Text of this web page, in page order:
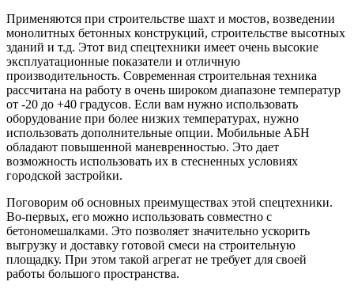
Применяются при строительстве шахт и мостов, возведении
монолитных бетонных конструкций, строительстве высотных
зданий и т.д. Этот вид спецтехники имеет очень высокие
эксплуатационные показатели и отличную
производительность. Современная строительная техника
рассчитана на работу в очень широком диапазоне температур
от -20 до +40 градусов. Если вам нужно использовать
оборудование при более низких температурах, нужно
использовать дополнительные опции. Мобильные АБН
обладают повышенной маневренностью. Это дает
возможность использовать их в стесненных условиях
городской застройки.
Поговорим об основных преимуществах этой спецтехники.
Во-первых, его можно использовать совместно с
бетономешалками. Это позволяет значительно ускорить
выгрузку и доставку готовой смеси на строительную
площадку. При этом такой агрегат не требует для своей
работы большого пространства.